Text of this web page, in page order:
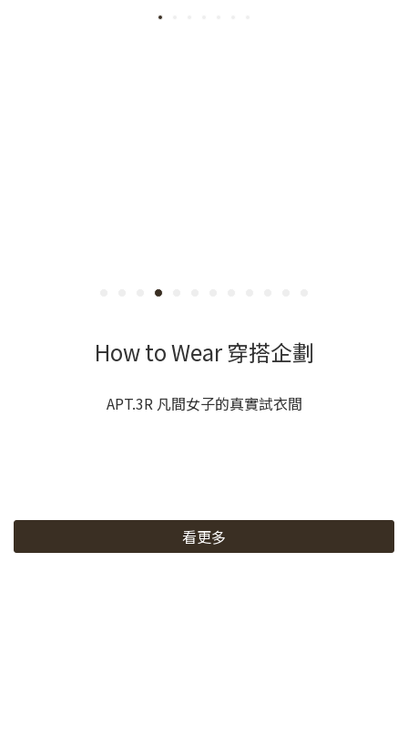
How to Wear 穿搭企劃
APT.3R 凡間女子的真實試衣間
看更多